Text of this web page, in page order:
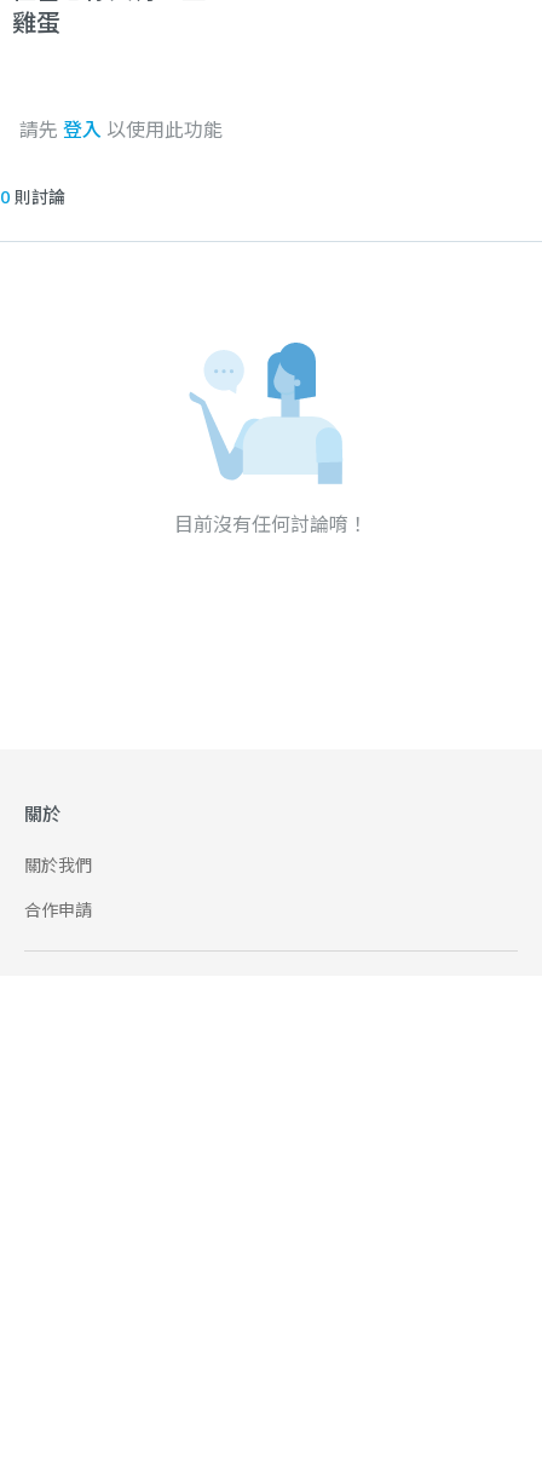
雞蛋
請先 登入 以使用此功能
0 則討論
目前沒有任何討論唷！
關於
關於我們
合作申請